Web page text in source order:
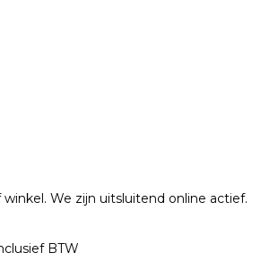
We zijn uitsluitend online actief.
BTW